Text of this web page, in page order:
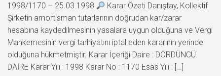
1998/1170 – 25.03.1998
Karar Özeti Danıştay, Kollektif
Şirketin amortisman tutarlarının doğrudan kar/zarar
hesabına kaydedilmesinin yasalara uygun olduğuna ve Vergi
Mahkemesinin vergi tarhiyatını iptal eden kararının yerinde
olduğuna hükmetmiştir. Karar İçeriği Daire : DÖRDÜNCÜ
DAİRE Karar Yılı : 1998 Karar No : 1170 Esas Yılı : […]